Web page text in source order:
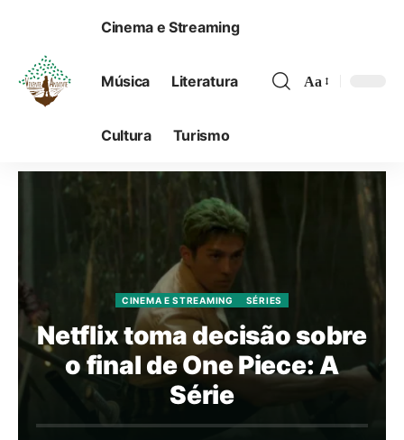
Cinema e Streaming
Música Literatura
Cultura Turismo
Aa
CINEMA E STREAMING SÉRIES
Netflix toma decisão sobre
o final de One Piece: A
Série